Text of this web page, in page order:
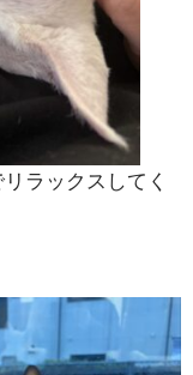
ラックスしてく